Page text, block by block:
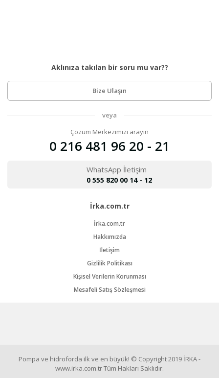
Aklınıza takılan bir soru mu var??
Bize Ulaşın
veya
Çözüm Merkezimizi arayın
0 216 481 96 20 - 21
WhatsApp İletişim
0 555 820 00 14 - 12
İrka.com.tr
İrka.com.tr
Hakkımızda
İletişim
Gizlilik Politikası
Kişisel Verilerin Korunması
Mesafeli Satış Sözleşmesi
Pompa ve hidroforda ilk ve en büyük! © Copyright 2019 İRKA -
www.irka.com.tr Tüm Hakları Saklıdır.